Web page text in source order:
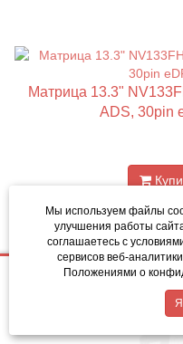
Матрица 13.3"
ADS, 30pin
•
4
Мы используем файлы
улучшения работы
соглашаетесь с
сервисов веб-
Положениями о
Я